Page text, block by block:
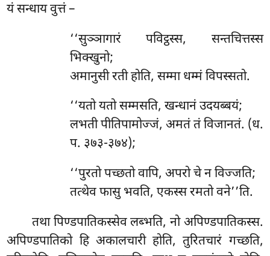
यं सन्धाय वुत्तं –
‘‘सुञ्ञागारं पविट्ठस्स, सन्तचित्तस्स
भिक्खुनो;
अमानुसी रती होति, सम्मा धम्मं विपस्सतो.
‘‘यतो यतो सम्मसति, खन्धानं उदयब्बयं;
लभती पीतिपामोज्जं, अमतं तं विजानतं. (ध.
प. ३७३-३७४);
‘‘पुरतोपच्छतो वापि, अपरो चे न विज्जति;
तत्थेव फासु भवति, एकस्स रमतो वने’’ति.
तथा पिण्डपातिकस्सेव लब्भति, नो अपिण्डपातिकस्स.
अपिण्डपातिको हि अकालचारी होति, तुरितचारं गच्छति,